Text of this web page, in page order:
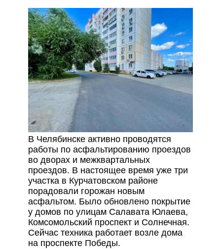
В Челябинске активно проводятся
работы по асфальтированию проездов
во дворах и межквартальных
проездов. В настоящее время уже три
участка в Курчатовском районе
порадовали горожан новым
асфальтом. Было обновлено покрытие
у домов по улицам Салавата Юлаева,
Комсомольский проспект и Солнечная.
Сейчас техника работает возле дома
на проспекте Победы.